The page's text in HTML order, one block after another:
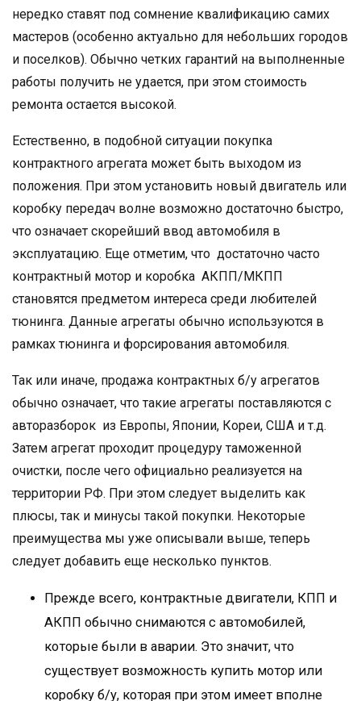
нередко ставят под сомнение квалификацию самих
мастеров (особенно актуально для небольших городов
и поселков). Обычно четких гарантий на выполненные
работы получить не удается, при этом стоимость
ремонта остается высокой.
Естественно, в подобной ситуации покупка
контрактного агрегата может быть выходом из
положения. При этом установить новый двигатель или
коробку передач волне возможно достаточно быстро,
что означает скорейший ввод автомобиля в
эксплуатацию. Еще отметим, что достаточно часто
контрактный мотор и коробка АКПП/МКПП
становятся предметом интереса среди любителей
тюнинга. Данные агрегаты обычно используются в
рамках тюнинга и форсирования автомобиля.
Так или иначе, продажа контрактных б/у агрегатов
обычно означает, что такие агрегаты поставляются с
авторазборок из Европы, Японии, Кореи, США и т.д.
Затем агрегат проходит процедуру таможенной
очистки, после чего официально реализуется на
территории РФ. При этом следует выделить как
плюсы, так и минусы такой покупки. Некоторые
преимущества мы уже описывали выше, теперь
следует добавить еще несколько пунктов.
Прежде всего, контрактные двигатели, КПП и
АКПП обычно снимаются с автомобилей,
которые были в аварии. Это значит, что
существует возможность купить мотор или
коробку б/у, которая при этом имеет вполне